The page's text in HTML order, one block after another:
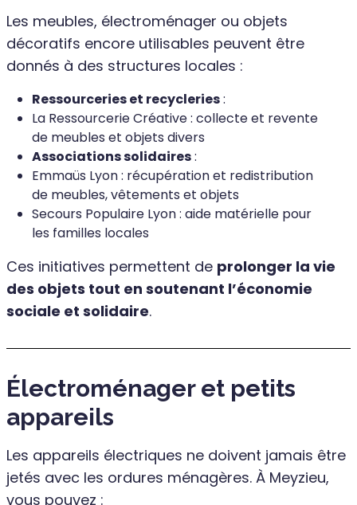
Les meubles, électroménager ou objets
décoratifs encore utilisables peuvent être
donnés à des structures locales :
Ressourceries et recycleries:
La Ressourcerie Créative : collecte et revente
de meubles et objets divers
Associations solidaires:
Emmaüs Lyon : récupération et redistribution
de meubles, vêtements et objets
Secours Populaire Lyon : aide matérielle pour
les familles locales
Ces initiatives permettent de prolonger la vie
des objets tout en soutenant l’économie
sociale et solidaire.
Électroménager et petits
appareils
Les appareils électriques ne doivent jamais être
jetés avec les ordures ménagères. À Meyzieu,
vous pouvez :